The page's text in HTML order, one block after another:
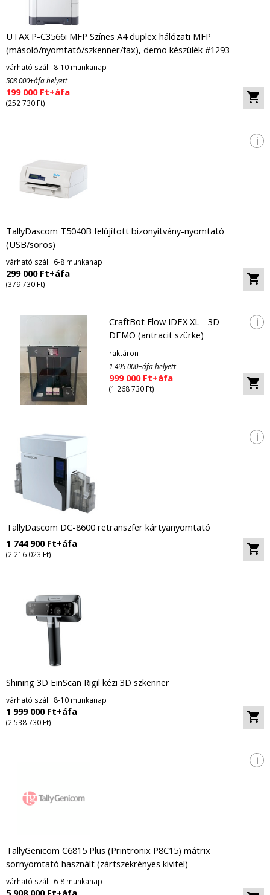
UTAX P-C3566i MFP Színes A4 duplex hálózati MFP
(másoló/nyomtató/szkenner/fax), demo készülék #1293
várható száll. 8-10 munkanap
508 000+áfa helyett
199 000 Ft+áfa
(252 730 Ft)
i
TallyDascom T5040B felújított bizonyítvány-nyomtató
(USB/soros)
várható száll. 6-8 munkanap
299 000 Ft+áfa
(379 730 Ft)
i
CraftBot Flow IDEX XL - 3D
DEMO (antracit szürke)
raktáron
1 495 000+áfa helyett
999 000 Ft+áfa
(1 268 730 Ft)
i
TallyDascom DC-8600 retranszfer kártyanyomtató
1 744 900 Ft+áfa
(2 216 023 Ft)
Shining 3D EinScan Rigil kézi 3D szkenner
várható száll. 8-10 munkanap
1 999 000 Ft+áfa
(2 538 730 Ft)
i
TallyGenicom C6815 Plus (Printronix P8C15) mátrix
sornyomtató használt (zártszekrényes kivitel)
várható száll. 6-8 munkanap